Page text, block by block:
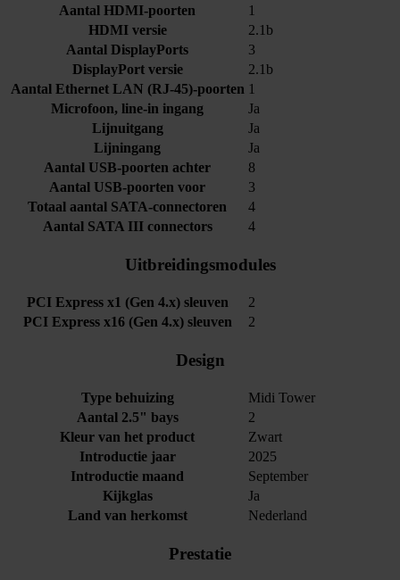
Aantal HDMI-poorten
1
HDMI versie
2.1b
Aantal DisplayPorts
3
DisplayPort versie
2.1b
Aantal Ethernet LAN (RJ-45)-poorten 1
Microfoon, line-in ingang
Ja
Lijnuitgang
Ja
Lijningang
Ja
Aantal USB-poorten achter
8
Aantal USB-poorten voor
3
Totaal aantal SATA-connectoren
4
Aantal SATA III connectors
4
Uitbreidingsmodules
PCI Express x1 (Gen 4.x) sleuven
2
PCI Express x16 (Gen 4.x) sleuven
2
Design
Type behuizing
Midi Tower
Aantal 2.5" bays
2
Kleur van het product
Zwart
Introductie jaar
2025
Introductie maand
September
Kijkglas
Ja
Land van herkomst
Nederland
Prestatie